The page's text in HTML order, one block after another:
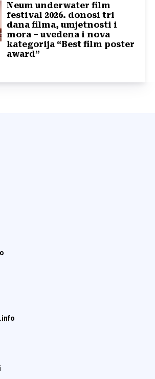
Neum underwater film
festival 2026. donosi tri
dana filma, umjetnosti i
mora – uvedena i nova
kategorija “Best film poster
award”